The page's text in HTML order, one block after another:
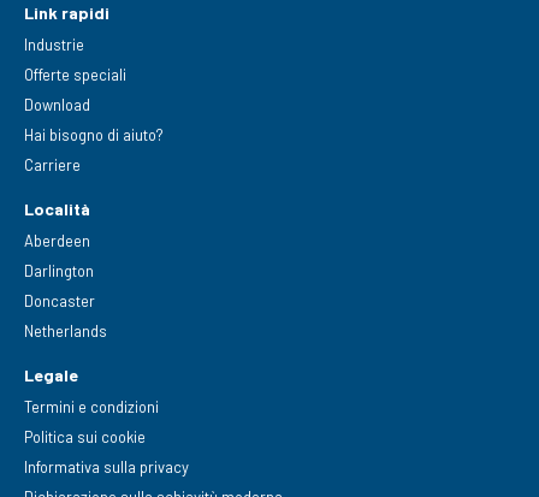
Link rapidi
Industrie
Offerte speciali
Download
Hai bisogno di aiuto?
Carriere
Località
Aberdeen
Darlington
Doncaster
Netherlands
Legale
Termini e condizioni
Politica sui cookie
Informativa sulla privacy